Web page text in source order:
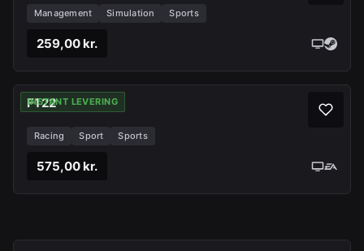
Management Simulation Sports
259,00 kr.
INSTANT LEVERING
F1 22
Racing Sport Sports
575,00 kr.